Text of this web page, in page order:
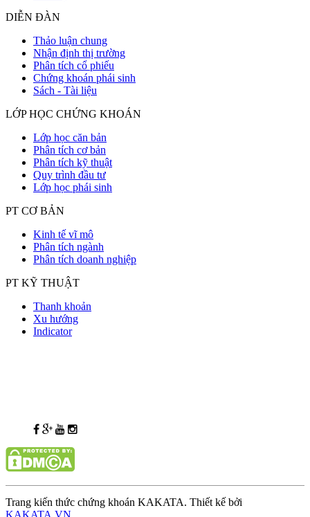
DIỄN ĐÀN
Thảo luận chung
Nhận định thị trường
Phân tích cổ phiếu
Chứng khoán phái sinh
Sách - Tài liệu
LỚP HỌC CHỨNG KHOÁN
Lớp học căn bản
Phân tích cơ bản
Phân tích kỹ thuật
Quy trình đầu tư
Lớp học phái sinh
PT CƠ BẢN
Kinh tế vĩ mô
Phân tích ngành
Phân tích doanh nghiệp
PT KỸ THUẬT
Thanh khoản
Xu hướng
Indicator
Trang kiến thức chứng khoán KAKATA. Thiết kế bởi
KAKATA.VN